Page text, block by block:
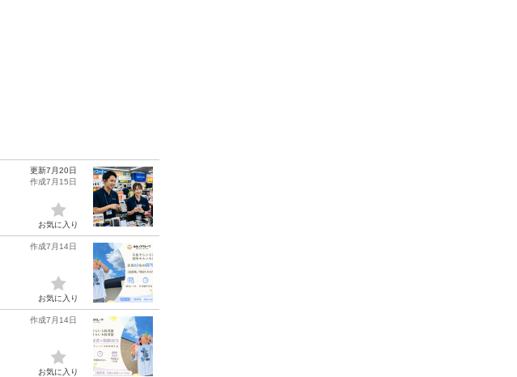
更新7月20日
作成7月15日
お気に入り
作成7月14日
お気に入り
作成7月14日
お気に入り